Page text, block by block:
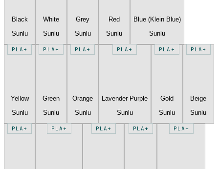
Black
Sunlu
White
Sunlu
Grey
Sunlu
Red
Sunlu
Blue (Klein Blue)
Sunlu
PLA+
Yellow
Sunlu
PLA+
Green
Sunlu
PLA+
Orange
Sunlu
PLA+
Lavender Purple
Sunlu
PLA+
Gold
Sunlu
PLA+
Beige
Sunlu
PLA+ PLA+ PLA+ PLA+ PLA+